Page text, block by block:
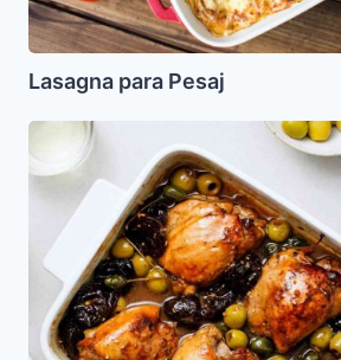
Lasagna para Pesaj
Marbella